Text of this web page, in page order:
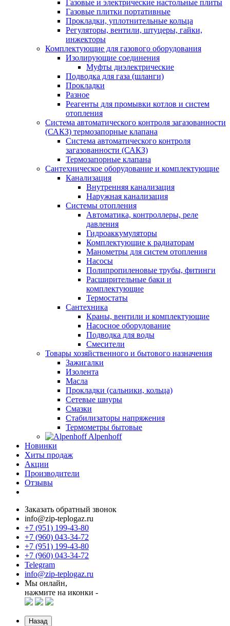
Газовые и электрические настольные плиты
Газовые плитки портативные
Прокладки, уплотнительные кольца
Регуляторы, вентили, штуцеры, гайки,
инжекторы
Комплектующие для газового оборудования
Изолирующие соединения
Муфты диэлектрические
Подводка для газа (шланги)
Прокладки
Разное
Реагенты для промывки котлов и систем
отопления
Система автоматического контроля загазованности
(САКЗ) термозапорные клапана
Система автоматического контроля
загазованности (САКЗ)
Термозапорные клапана
Сантехническое оборудование и комплектующие
Канализация
Внутренняя канализация
Наружная канализация
Системы отопления
Автоматика, контроллеры, реле
давления
Гидроаккумуляторы
Комплектующие к радиаторам
Манометры для систем отопления
Насосы
Полипропиленовые трубы, фитинги
Расширительные баки и
комплектующие
Термостаты
Сантехника
Краны, вентили и комплектующие
Насосное оборудование
Подводка для воды
Смесители
Товары хозяйственного и бытового назначения
Зажигалки
Изолента
Масла
Прокладки (сальники, кольца)
Сетевые шнуры
Смазки
Стабилизаторы напряжения
Термометры бытовые
Alpenhoff
Новинки
Хиты продаж
Акции
Производители
Отзывы
Заказать обратный звонок
info@zip-teplogaz.ru
+7 (951) 199-43-80
+7 (960) 043-34-72
+7 (951) 199-43-80
+7 (960) 043-34-72
Telegram
info@zip-teplogaz.ru
Мы онлайн,
нажмите на иконки -
Назад